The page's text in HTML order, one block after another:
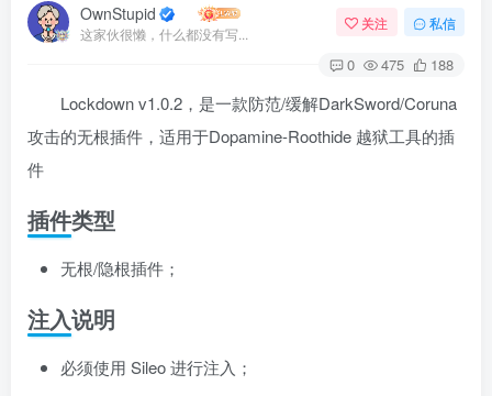
OwnStupid
这家伙很懒，什么都没有写...
关注 私信
0 475 188
Lockdown v1.0.2，是一款防范/缓解DarkSword/Coruna
攻击的无根插件，适用于Dopamine-Roothide 越狱工具的插
件
插件类型
无根/隐根插件；
注入说明
必须使用 Sileo 进行注入；